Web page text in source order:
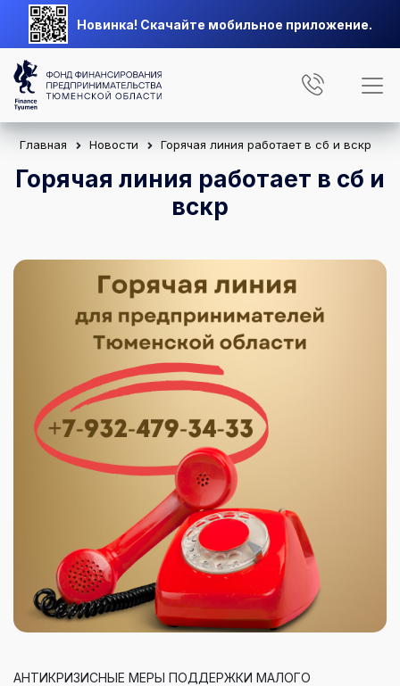
Новинка! Скачайте мобильное приложение.
Главная Новости Горячая линия работает в сб и вскр
Горячая линия работает в сб и
вскр
АНТИКРИЗИСНЫЕ МЕРЫ ПОДДЕРЖКИ МАЛОГО